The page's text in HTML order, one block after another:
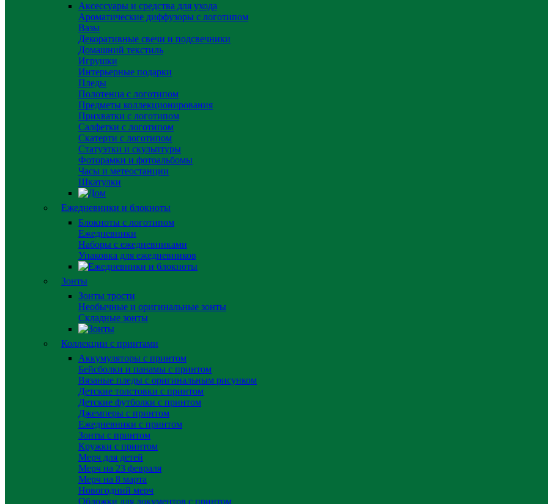
Аксессуары и средства для ухода
Ароматические диффузоры с логотипом
Вазы
Декоративные свечи и подсвечники
Домашний текстиль
Игрушки
Интерьерные подарки
Пледы
Полотенца с логотипом
Предметы коллекционирования
Прихватки с логотипом
Салфетки с логотипом
Скатерти с логотипом
Статуэтки и скульптуры
Фоторамки и фотоальбомы
Часы и метеостанции
Шкатулки
Ежедневники и блокноты
Блокноты с логотипом
Ежедневники
Наборы с ежедневниками
Упаковка для ежедневников
Зонты
Зонты трости
Необычные и оригинальные зонты
Складные зонты
Коллекции с принтами
Аккумуляторы с принтом
Бейсболки и панамы с принтом
Вязаные пледы с оригинальным рисунком
Детские толстовки с принтом
Детские футболки с принтом
Джемперы с принтом
Ежедневники с принтом
Зонты с принтом
Кружки с принтом
Мерч для детей
Мерч на 23 февраля
Мерч на 8 марта
Новогодний мерч
Обложки для документов с принтом